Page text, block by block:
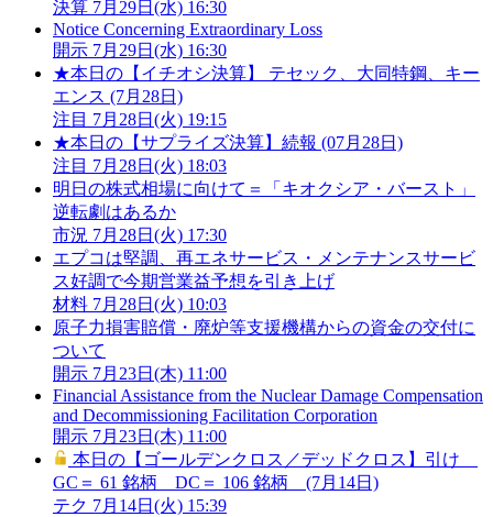
決算 7月29日(水) 16:30
Notice Concerning Extraordinary Loss
開示 7月29日(水) 16:30
★本日の【イチオシ決算】 テセック、大同特鋼、キー
エンス (7月28日)
注目 7月28日(火) 19:15
★本日の【サプライズ決算】続報 (07月28日)
注目 7月28日(火) 18:03
明日の株式相場に向けて＝「キオクシア・バースト」
逆転劇はあるか
市況 7月28日(火) 17:30
エプコは堅調、再エネサービス・メンテナンスサービ
ス好調で今期営業益予想を引き上げ
材料 7月28日(火) 10:03
原子力損害賠償・廃炉等支援機構からの資金の交付に
ついて
開示 7月23日(木) 11:00
Financial Assistance from the Nuclear Damage Compensation
and Decommissioning Facilitation Corporation
開示 7月23日(木) 11:00
本日の【ゴールデンクロス／デッドクロス】引け
GC＝ 61 銘柄 DC＝ 106 銘柄 (7月14日)
テク 7月14日(火) 15:39